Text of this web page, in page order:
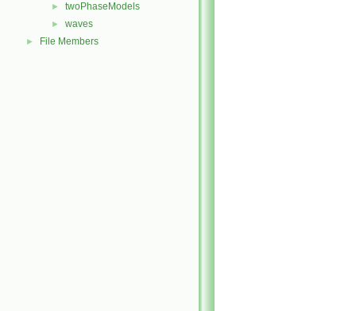
► twoPhaseModels
► waves
► File Members